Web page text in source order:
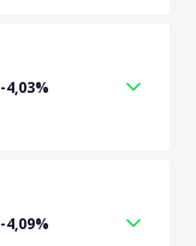
-4,03%
-4,09%